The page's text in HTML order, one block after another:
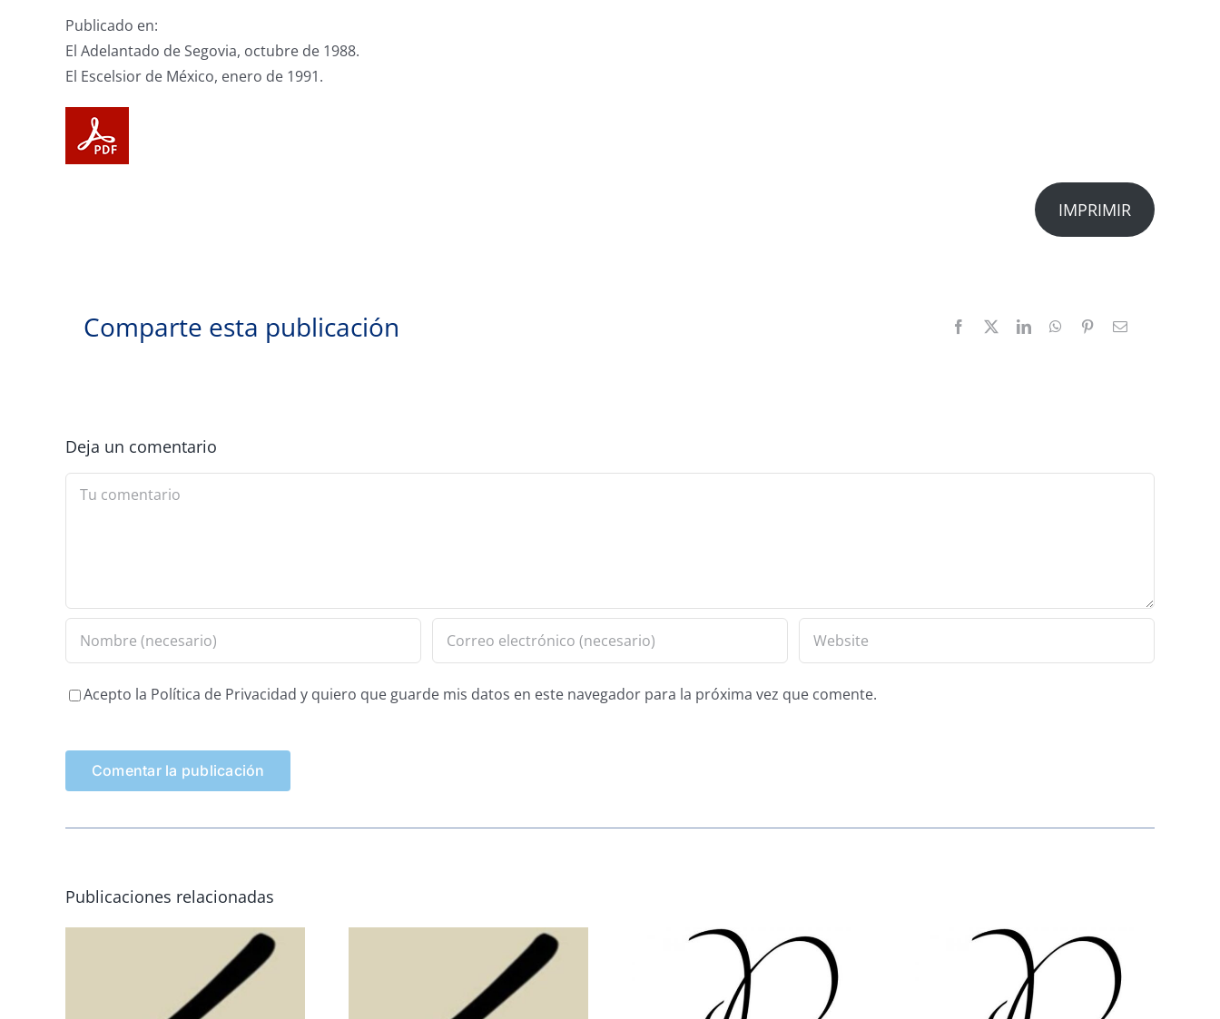
Publicado en:
El Adelantado de Segovia, octubre de 1988.
El Escelsior de México, enero de 1991.
IMPRIMIR
Comparte esta publicación
Deja un comentario
Comment
Acepto la Política de Privacidad y quiero que guarde mis datos en este navegador para la próxima vez que comente.
Publicaciones relacionadas